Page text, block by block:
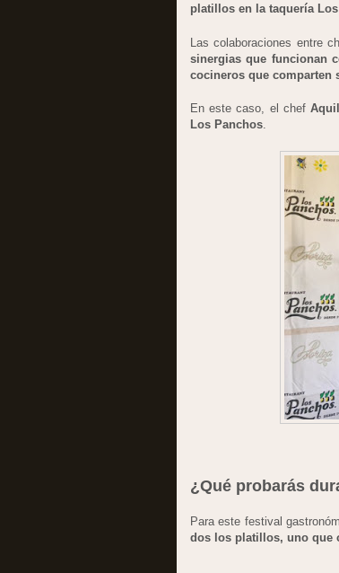
platillos en la taquería
Las colaboraciones entre
sinergias que funcionan
cocineros que comparten
En este caso, el chef
Los Panchos.
¿Qué probarás
Para este festival
dos los platillos, uno que